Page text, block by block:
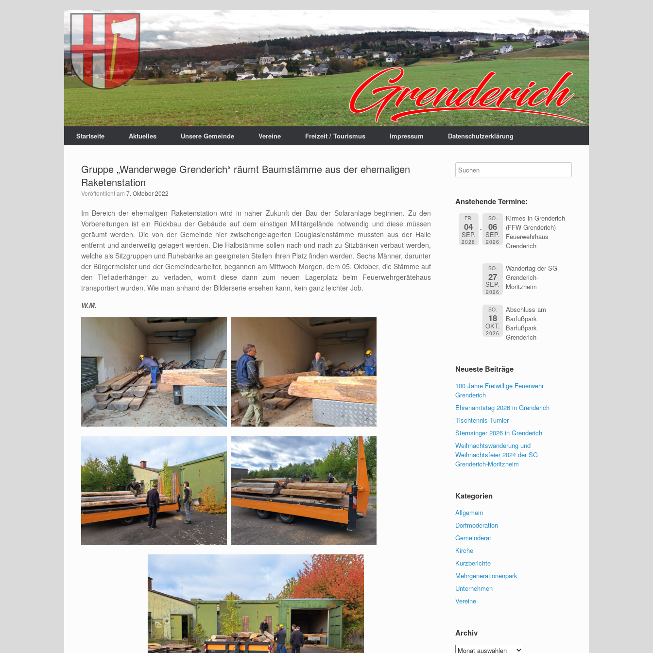
Startseite Aktuelles Unsere Gemeinde Vereine Freizeit / Tourismus Impressum Datenschutzerklärung
Gruppe „Wanderwege Grenderich“ räumt Baumstämme aus der ehemaligen
Raketenstation
Veröffentlicht am 7. Oktober 2022
Im Bereich der ehemaligen Raketenstation wird in naher Zukunft der Bau der Solaranlage beginnen. Zu den
Vorbereitungen ist ein Rückbau der Gebäude auf dem einstigen Militärgelände notwendig und diese müssen
geräumt werden. Die von der Gemeinde hier zwischengelagerten Douglasienstämme mussten aus der Halle
entfernt und anderweilig gelagert werden. Die Halbstämme sollen nach und nach zu Sitzbänken verbaut werden,
welche als Sitzgruppen und Ruhebänke an geeigneten Stellen ihren Platz finden werden. Sechs Männer, darunter
der Bürgermeister und der Gemeindearbeiter, begannen am Mittwoch Morgen, dem 05. Oktober, die Stämme auf
den Tiefladerhänger zu verladen, womit diese dann zum neuen Lagerplatz beim Feuerwehrgerätehaus
transportiert wurden. Wie man anhand der Bilderserie ersehen kann, kein ganz leichter Job.
W.M.
Anstehende Termine:
FR.
04
SEP.
2026
SO.
06
SEP.
2026
Kirmes in Grenderich
(FFW Grenderich)
Feuerwehrhaus
Grenderich
SO.
27
SEP.
2026
Wandertag der SG
Grenderich-
Moritzheim
SO.
18
OKT.
2026
Abschluss am
Barfußpark
Barfußpark
Grenderich
Neueste Beiträge
100 Jahre Freiwillige Feuerwehr
Grenderich
Ehrenamtstag 2026 in Grenderich
Tischtennis Turnier
Sternsinger 2026 in Grenderich
Weihnachtswanderung und
Weihnachtsfeier 2024 der SG
Grenderich-Moritzheim
Kategorien
Allgemein
Dorfmoderation
Gemeinderat
Kirche
Kurzberichte
Mehrgenerationenpark
Unternehmen
Vereine
Archiv
Archiv